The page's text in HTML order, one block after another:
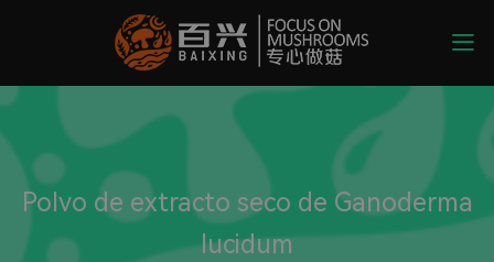
Polvo de extracto seco de Ganoderma
lucidum